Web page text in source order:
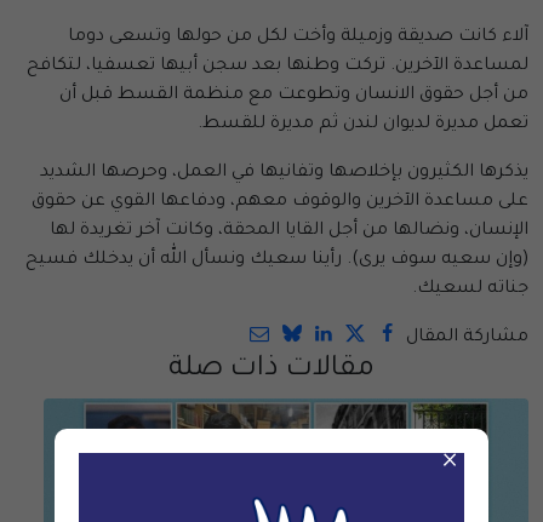
آلاء كانت صديقة وزميلة وأخت لكل من حولها وتسعى دوما
لمساعدة الآخرين. تركت وطنها بعد سجن أبيها تعسفيا، لتكافح
من أجل حقوق الانسان وتطوعت مع منظمة القسط قبل أن
تعمل مديرة لديوان لندن ثم مديرة للقسط.
يذكرها الكثيرون بإخلاصها وتفانيها في العمل، وحرصها الشديد
على مساعدة الآخرين والوقوف معهم، ودفاعها القوي عن حقوق
الإنسان، ونضالها من أجل القايا المحقة، وكانت آخر تغريدة لها
(وإن سعيه سوف يرى). رأينا سعيك ونسأل الله أن يدخلك فسيح
جناته لسعيك.
مشاركة المقال
مقالات ذات صلة
×